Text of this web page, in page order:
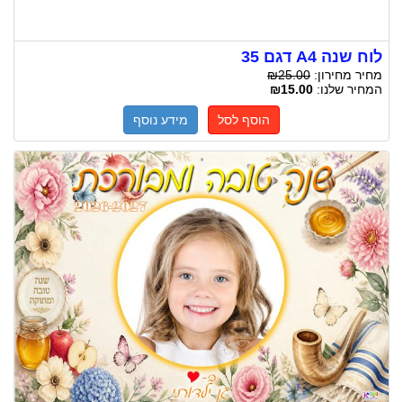
לוח שנה A4 דגם 35
מחיר מחירון: ₪25.00
המחיר שלנו: ₪15.00
הוסף לסל מידע נוסף